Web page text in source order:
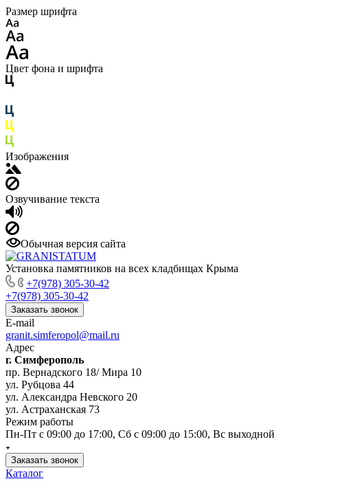
Размер шрифта
Цвет фона и шрифта
Изображения
Озвучивание текста
Обычная версия сайта
Установка памятников на всех кладбищах Крыма
+7(978) 305-30-42
+7(978) 305-30-42
Заказать звонок
E-mail
granit.simferopol@mail.ru
Адрес
г. Симферополь
пр. Вернадского 18/ Мира 10
ул. Рубцова 44
ул. Александра Невского 20
ул. Астраханская 73
Режим работы
Пн-Пт с 09:00 до 17:00, Сб с 09:00 до 15:00, Вс выходной
Заказать звонок
Каталог